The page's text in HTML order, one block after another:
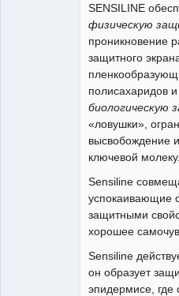
SENSILINE
физическую
проникновение
защитного
полисахаридов
биологическую
«ловушки»,
высвобождение
ключевой
Sensiline
успокаивающие
защитными
хорошее
Sensiline
он образует
эпидермисе, где